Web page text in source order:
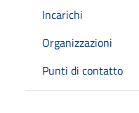
Incarichi
Organizzazioni
Punti di contatto